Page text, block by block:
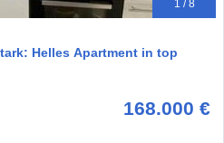
1 / 8
Helles Apartment in top
168.000 €